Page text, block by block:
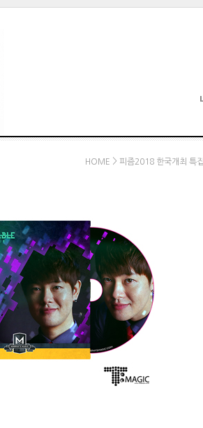
HOME > 피즘2018 한국개최 특